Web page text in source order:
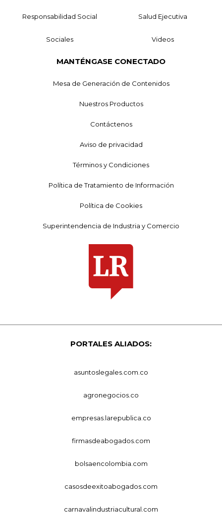
Responsabilidad Social Salud Ejecutiva
Sociales Videos
MANTÉNGASE CONECTADO
Mesa de Generación de Contenidos
Nuestros Productos
Contáctenos
Aviso de privacidad
Términos y Condiciones
Política de Tratamiento de Información
Política de Cookies
Superintendencia de Industria y Comercio
PORTALES ALIADOS:
asuntoslegales.com.co
agronegocios.co
empresas.larepublica.co
firmasdeabogados.com
bolsaencolombia.com
casosdeexitoabogados.com
carnavalindustriacultural.com